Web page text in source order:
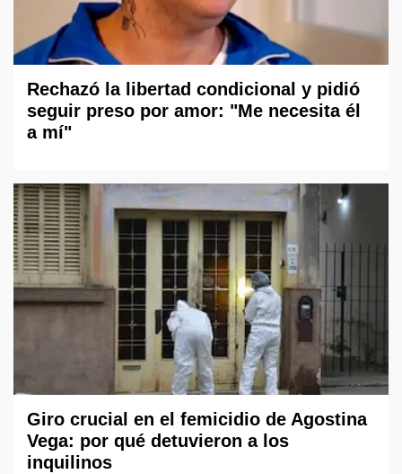
Rechazó la libertad condicional y pidió
seguir preso por amor: "Me necesita él
a mí"
Giro crucial en el femicidio de Agostina
Vega: por qué detuvieron a los
inquilinos